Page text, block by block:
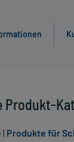
Produkt-
| Produkte für